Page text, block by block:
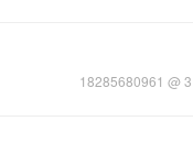
18285680961 @